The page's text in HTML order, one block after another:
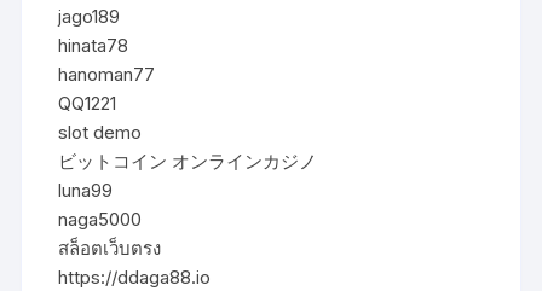
jago189
hinata78
hanoman77
QQ1221
slot demo
ビットコイン オンラインカジノ
luna99
naga5000
สล็อตเว็บตรง
https://ddaga88.io